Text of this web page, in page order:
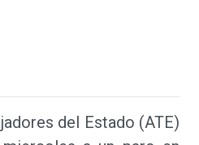
del Estado (ATE)